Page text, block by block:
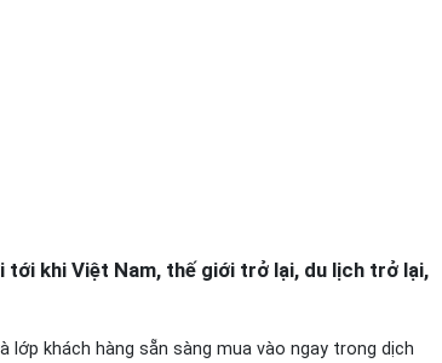
tới khi Việt Nam, thế giới trở lại, du lịch trở lại,
khách hàng sẵn sàng mua vào ngay trong dịch